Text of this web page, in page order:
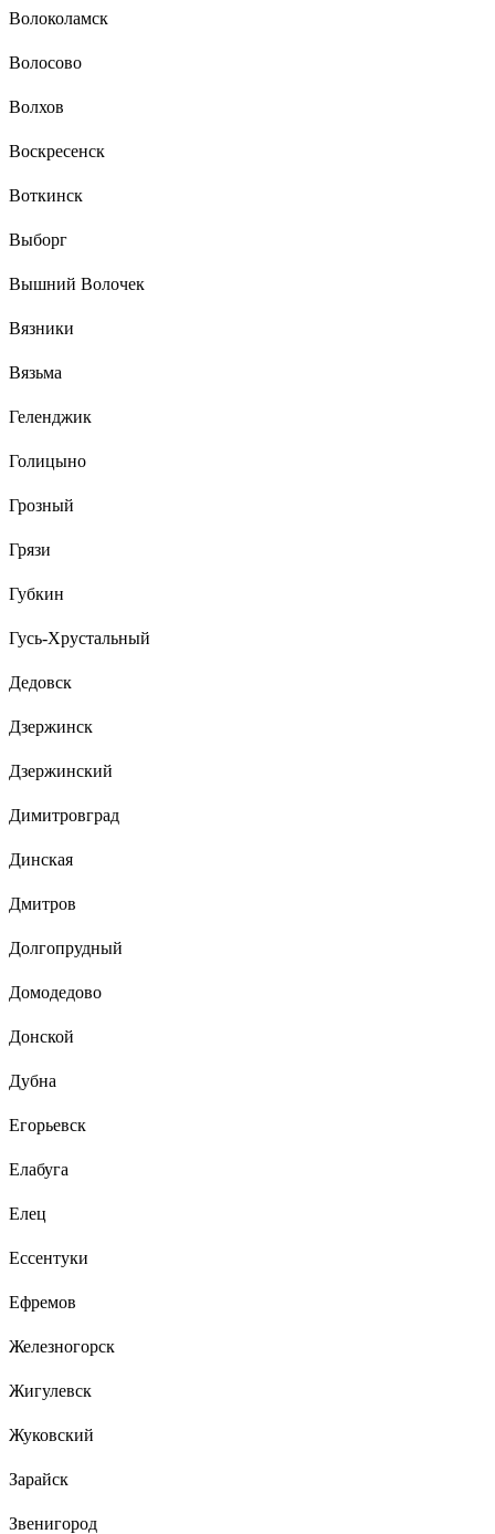
Волоколамск
Волосово
Волхов
Воскресенск
Воткинск
Выборг
Вышний Волочек
Вязники
Вязьма
Геленджик
Голицыно
Грозный
Грязи
Губкин
Гусь-Хрустальный
Дедовск
Дзержинск
Дзержинский
Димитровград
Динская
Дмитров
Долгопрудный
Домодедово
Донской
Дубна
Егорьевск
Елабуга
Елец
Ессентуки
Ефремов
Железногорск
Жигулевск
Жуковский
Зарайск
Звенигород